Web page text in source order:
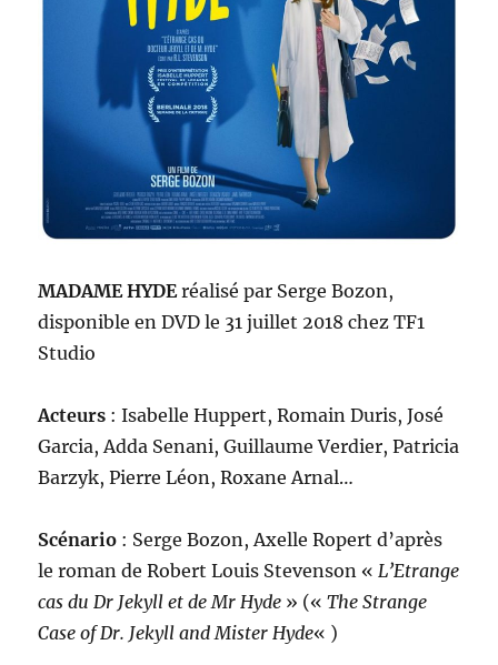
MADAME HYDEréalisé par Serge Bozon,
disponible en DVD le 31 juillet 2018 chez TF1
Studio
Acteurs : Isabelle Huppert, Romain Duris, José
Garcia, Adda Senani, Guillaume Verdier, Patricia
Barzyk, Pierre Léon, Roxane Arnal…
Scénario : Serge Bozon, Axelle Ropert d’après
le roman de Robert Louis Stevenson « L’Etrange
cas du Dr Jekyll et de Mr Hyde » («The Strange
Case of Dr. Jekyll and Mister Hyde« )